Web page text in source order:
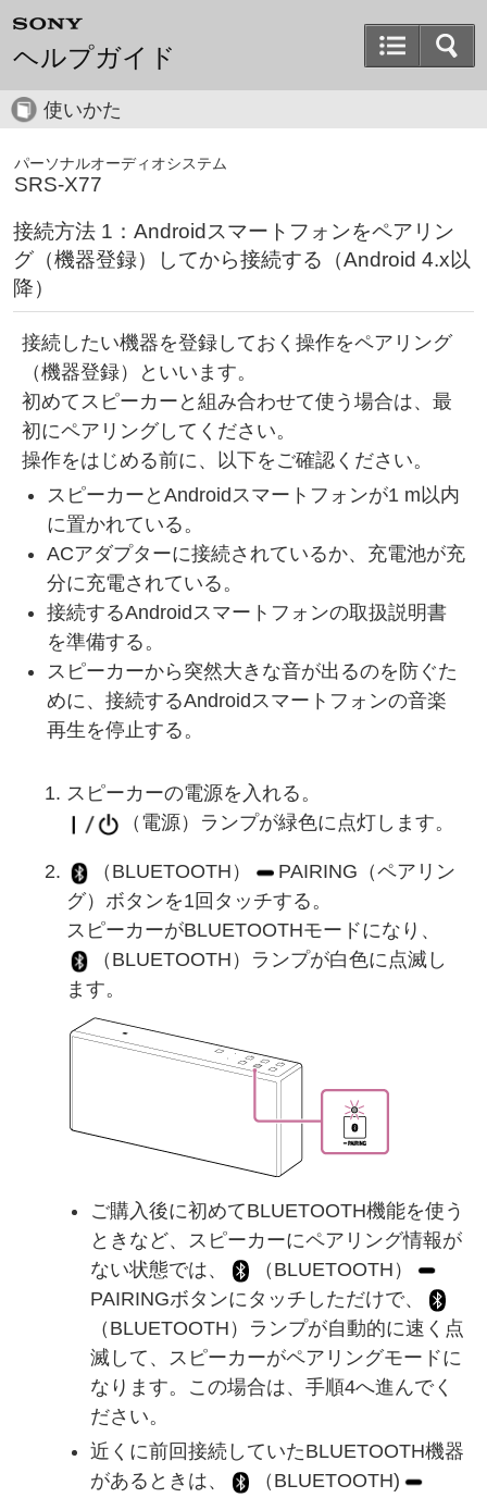
ヘルプガイド
使いかた
パーソナルオーディオシステム
SRS-X77
接続方法 1：Androidスマートフォンをペアリン
グ（機器登録）してから接続する（Android 4.x以
降）
接続したい機器を登録しておく操作をペアリング
（機器登録）といいます。
初めてスピーカーと組み合わせて使う場合は、最
初にペアリングしてください。
操作をはじめる前に、以下をご確認ください。
スピーカーとAndroidスマートフォンが1 m以内
に置かれている。
ACアダプターに接続されているか、充電池が充
分に充電されている。
接続するAndroidスマートフォンの取扱説明書
を準備する。
スピーカーから突然大きな音が出るのを防ぐた
めに、接続するAndroidスマートフォンの音楽
再生を停止する。
スピーカーの電源を入れる。
（電源）ランプが緑色に点灯します。
（BLUETOOTH）
PAIRING（ペアリン
グ）ボタンを1回タッチする。
スピーカーがBLUETOOTHモードになり、
（BLUETOOTH）ランプが白色に点滅し
ます。
ご購入後に初めてBLUETOOTH機能を使う
ときなど、スピーカーにペアリング情報が
ない状態では、
（BLUETOOTH）
PAIRINGボタンにタッチしただけで、
（BLUETOOTH）ランプが自動的に速く点
滅して、スピーカーがペアリングモードに
なります。この場合は、手順4へ進んでく
ださい。
近くに前回接続していたBLUETOOTH機器
があるときは、
（BLUETOOTH)